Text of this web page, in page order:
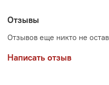
Отзывы
Отзывов еще никто не
Написать отзыв